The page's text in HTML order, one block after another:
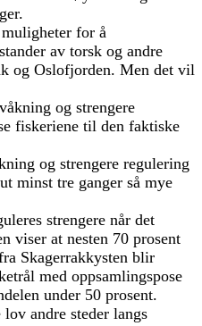
for å
av torsk og andre
og Oslofjorden. Men det vil
og strengere
fiskeriene til den faktiske
og strengere regulering
minst tre ganger så mye
strengere når det
viser at nesten 70 prosent
Skagerrakkysten blir
med oppsamlingspose
under 50 prosent.
andre steder langs